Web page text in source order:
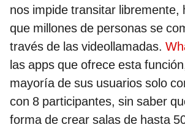
nos impide transitar libremente,
que millones de personas se
través de las videollamadas.
las apps que ofrece esta
mayoría de sus usuarios solo
con 8 participantes, sin saber
forma de crear salas de hasta